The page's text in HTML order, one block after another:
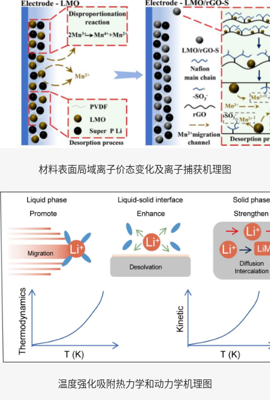
材料表面局域离子价态变化及离子捕获机理图
温度强化吸附热力学和动力学机理图